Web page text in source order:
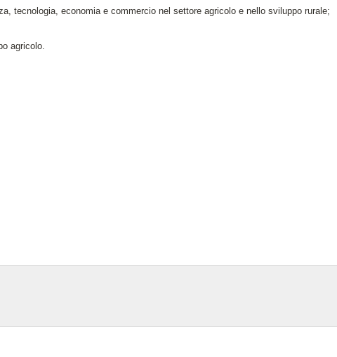
tecnologia, economia e commercio nel settore agricolo e nello sviluppo rurale;
agricolo.